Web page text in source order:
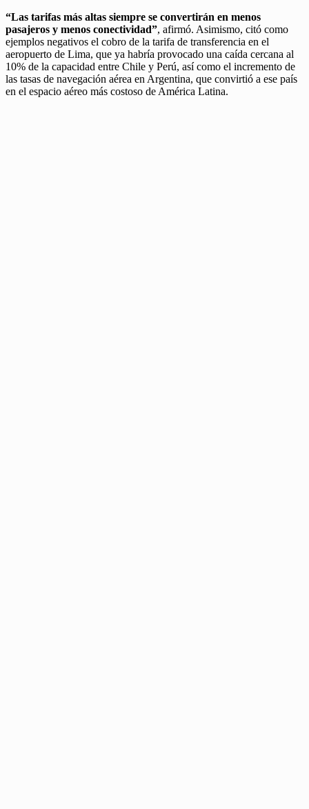
“Las tarifas más altas siempre se convertirán en menos
pasajeros y menos conectividad”, afirmó. Asimismo, citó como
ejemplos negativos el cobro de la tarifa de transferencia en el
aeropuerto de Lima, que ya habría provocado una caída cercana al
10% de la capacidad entre Chile y Perú, así como el incremento de
las tasas de navegación aérea en Argentina, que convirtió a ese país
en el espacio aéreo más costoso de América Latina.